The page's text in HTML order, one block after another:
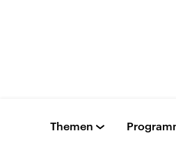
Themen